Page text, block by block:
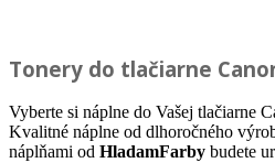
Tonery do tlačiarne
Vyberte si náplne do Vašej tlačiarne
Kvalitné náplne od dlhoročného
náplňami od HladamFarby budete